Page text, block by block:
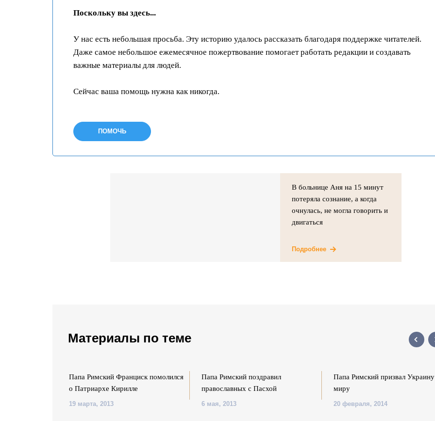
Поскольку вы здесь...
У нас есть небольшая просьба. Эту историю удалось рассказать благодаря поддержке читателей.
Даже самое небольшое ежемесячное пожертвование помогает работать редакции и создавать
важные материалы для людей.
Сейчас ваша помощь нужна как никогда.
ПОМОЧЬ
В больнице Аня на 15 минут
потеряла сознание, а когда
очнулась, не могла говорить и
двигаться
Подробнее
Материалы по теме
Папа Римский Франциск помолился
о Патриархе Кирилле
19 марта, 2013
Папа Римский поздравил
православных с Пасхой
6 мая, 2013
Папа Римский призвал
миру
20 февраля, 2014